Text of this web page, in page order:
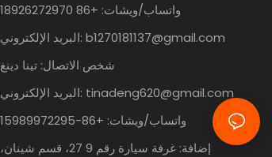
واتساب/ويشات: +86 18926272970
البريد الإلكتروني: b1270181137@gmail.com
شخص الاتصال: تينا دينغ
البريد الإلكتروني: tinadeng620@gmail.com
واتساب/ويشات: +86-15989972295
إضافة: غرفة سيارة رقم 9 27، قسم شينان،